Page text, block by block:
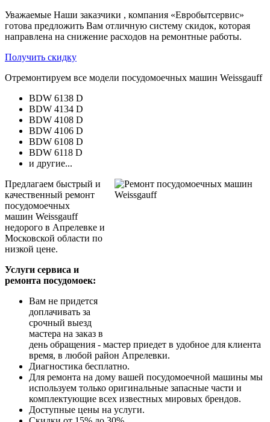
Уважаемые Наши заказчики , компания «Евробытсервис»
готова предложить Вам отличную систему скидок, которая
направлена на снижение расходов на ремонтные работы.
Получить скидку
Отремонтируем все модели посудомоечных машин Weissgauff
BDW 6138 D
BDW 4134 D
BDW 4108 D
BDW 4106 D
BDW 6108 D
BDW 6118 D
и другие...
Предлагаем быстрый и
качественный ремонт
посудомоечных
машин Weissgauff
недорого в Апрелевке и
Московской области по
низкой цене.
Услуги сервиса и
ремонта посудомоек:
Вам не придется
доплачивать за
срочный выезд
мастера на заказ в
день обращения - мастер приедет в удобное для клиента
время, в любой район Апрелевки.
Диагностика бесплатно.
Для ремонта на дому вашей посудомоечной машины мы
используем только оригинальные запасные части и
комплектующие всех известных мировых брендов.
Доступные цены на услуги.